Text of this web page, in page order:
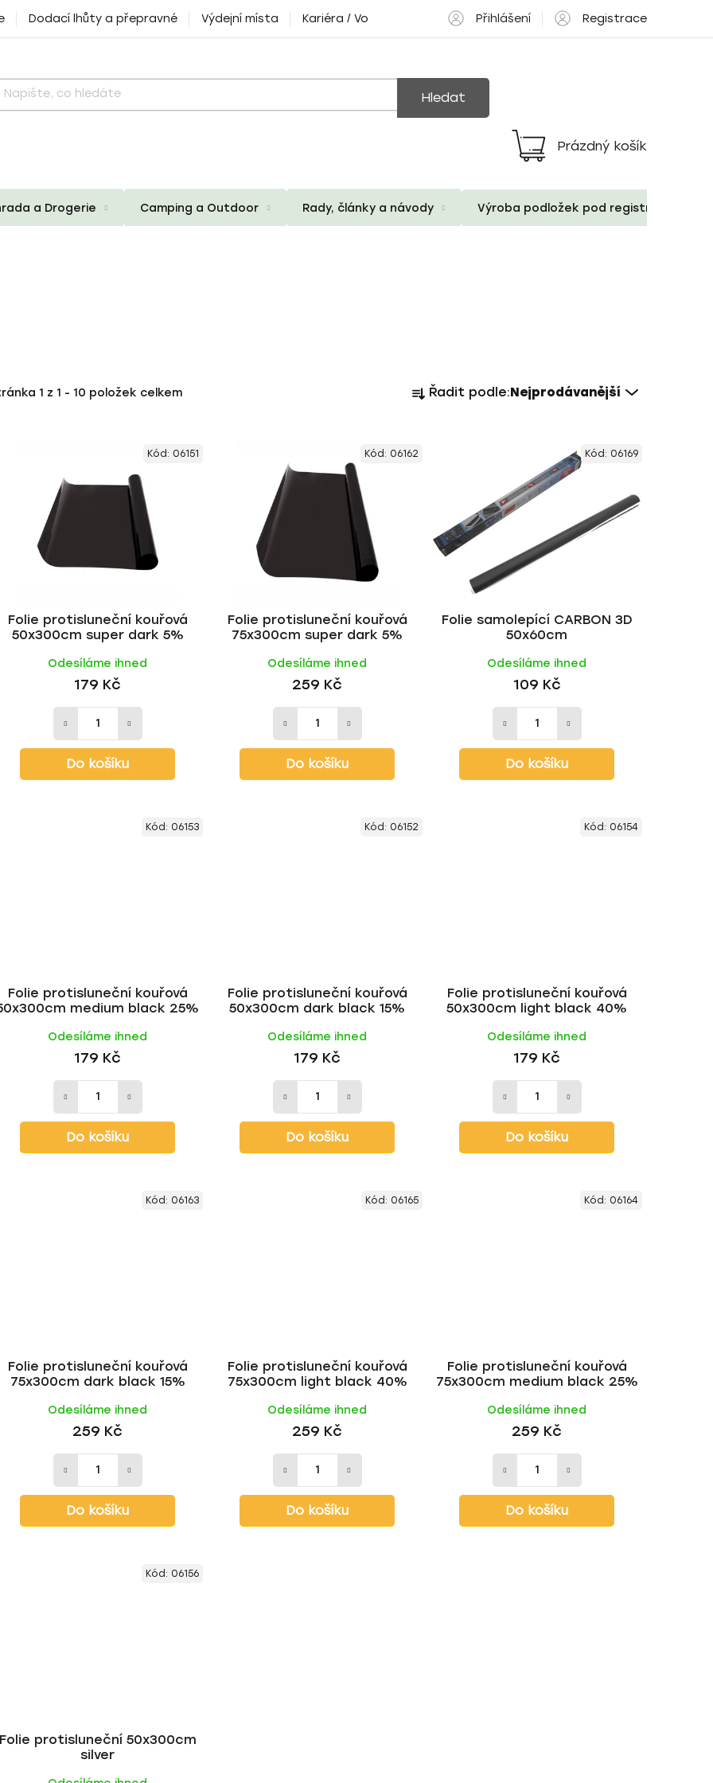
Dodací lhůty a přepravné Výdejní místa Kariéra / Volné pozice Přihlášení Registrace
Hledat
Nákupní
košík
Prázdný košík
a Drogerie Camping a Outdoor Rady, články a návody Výroba podložek pod registrační
1 z 1 - 10 položek celkem
a
n
Řadit podle:Nejprodávanější
Folie protisluneční kouřová
50x300cm super dark 5%
Odesíláme ihned
179 Kč
Do košíku
Kód: 06151
Folie protisluneční kouřová
75x300cm super dark 5%
Odesíláme ihned
259 Kč
Do košíku
Kód: 06162
Folie samolepící CARBON 3D
50x60cm
Odesíláme ihned
109 Kč
Do košíku
Kód: 06169
Folie protisluneční kouřová
medium black 25%
Odesíláme ihned
179 Kč
Do košíku
Kód: 06153
Folie protisluneční kouřová
50x300cm dark black 15%
Odesíláme ihned
179 Kč
Do košíku
Kód: 06152
Folie protisluneční kouřová
50x300cm light black 40%
Odesíláme ihned
179 Kč
Do košíku
Kód: 06154
Folie protisluneční kouřová
75x300cm dark black 15%
Odesíláme ihned
259 Kč
Do košíku
Kód: 06163
Folie protisluneční kouřová
75x300cm light black 40%
Odesíláme ihned
259 Kč
Do košíku
Kód: 06165
Folie protisluneční kouřová
75x300cm medium black 25%
Odesíláme ihned
259 Kč
Do košíku
Kód: 06164
Folie protisluneční 50x300cm
silver
Kód: 06156